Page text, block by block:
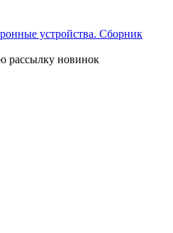
устройства. Сборник
рассылку новинок